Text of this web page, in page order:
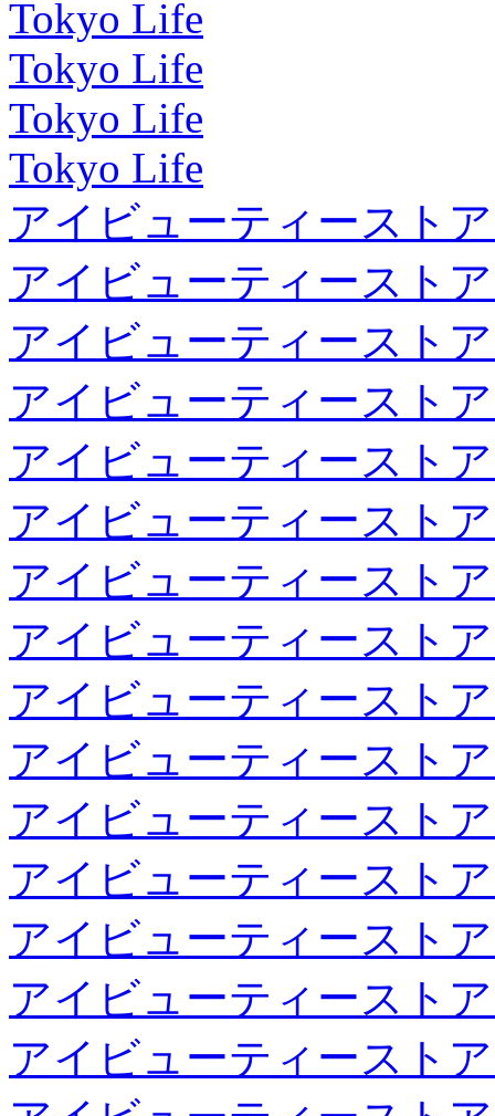
Tokyo Life
Tokyo Life
Tokyo Life
Tokyo Life
アイビューティースト
アイビューティースト
アイビューティースト
アイビューティースト
アイビューティースト
アイビューティースト
アイビューティースト
アイビューティースト
アイビューティースト
アイビューティースト
アイビューティースト
アイビューティースト
アイビューティースト
アイビューティースト
アイビューティースト